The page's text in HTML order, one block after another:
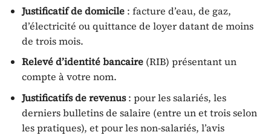
Justificatif de domicile: facture d’eau, de gaz,
d’électricité ou quittance de loyer datant de moins
de trois mois.
Relevé d’identité bancaire(RIB) présentant un
compte à votre nom.
Justificatifs de revenus: pour les salariés, les
derniers bulletins de salaire (entre un et trois selon
les pratiques), et pour les non-salariés, l’avis